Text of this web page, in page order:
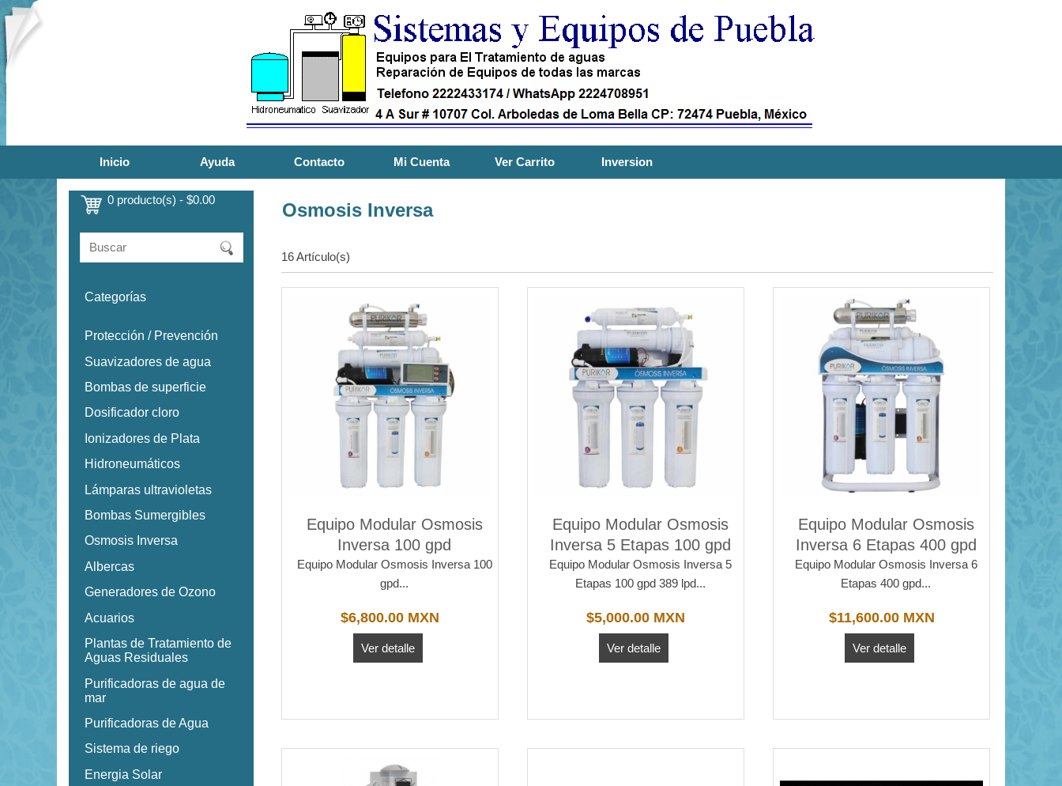
Inicio Ayuda Contacto Mi Cuenta Ver Carrito Inversion
0 producto(s) - $0.00
Categorías
Protección / Prevención
Suavizadores de agua
Bombas de superficie
Dosificador cloro
Ionizadores de Plata
Hidroneumáticos
Lámparas ultravioletas
Bombas Sumergibles
Osmosis Inversa
Albercas
Generadores de Ozono
Acuarios
Plantas de Tratamiento de
Aguas Residuales
Purificadoras de agua de
mar
Purificadoras de Agua
Sistema de riego
Energia Solar
Osmosis Inversa
16 Artículo(s)
Equipo Modular Osmosis
Inversa 100 gpd
Equipo Modular Osmosis Inversa 100
gpd...
$6,800.00 MXN
Ver detalle
Equipo Modular Osmosis
Inversa 5 Etapas 100 gpd
Equipo Modular Osmosis Inversa 5
Etapas 100 gpd 389 lpd...
$5,000.00 MXN
Ver detalle
Equipo Modular Osmosis
Inversa 6 Etapas 400 gpd
Equipo Modular Osmosis Inversa 6
Etapas 400 gpd...
$11,600.00 MXN
Ver detalle